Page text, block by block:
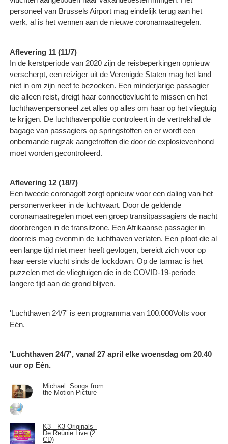
personeel van Brussels Airport mag eindelijk terug aan het
werk, al is het wennen aan de nieuwe coronamaatregelen.
Aflevering 11 (11/7)
In de kerstperiode van 2020 zijn de reisbeperkingen opnieuw
verscherpt, een reiziger uit de Verenigde Staten mag het land
niet in om zijn neef te bezoeken. Een minderjarige passagier
die alleen reist, dreigt haar connectievlucht te missen en het
luchthavenpersoneel zet alles op alles om haar op het vliegtuig
te krijgen. De luchthavenpolitie controleert in de vertrekhal de
bagage van passagiers op springstoffen en er wordt een
onbemande rugzak aangetroffen die door de explosievenhond
moet worden gecontroleerd.
Aflevering 12 (18/7)
Een tweede coronagolf zorgt opnieuw voor een daling van het
personenverkeer in de luchtvaart. Door de geldende
coronamaatregelen moet een groep transitpassagiers de nacht
doorbrengen in de transitzone. Een Afrikaanse passagier in
doorreis mag evenmin de luchthaven verlaten. Een piloot die al
een lange tijd niet meer heeft gevlogen, bereidt zich voor op
haar eerste vlucht sinds de lockdown. Op de tarmac is het
puzzelen met de vliegtuigen die in de COVID-19-periode
langere tijd aan de grond blijven.
'Luchthaven 24/7' is een programma van 100.000Volts voor
Eén.
'Luchthaven 24/7', vanaf 27 april elke woensdag om 20.40
uur op Eén.
Michael: Songs from
the Motion Picture
K3 - K3 Originals -
De Reünie Live (2
CD)